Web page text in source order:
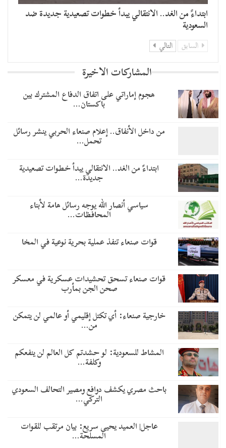
​ابتداءً من الغد.. الانتقالي يبدأ خطوات تصعيدية جديدة ضد
السعودية
السابق التالي
المشاركات الاخيرة
هجوم إماراتي على اتفاق الدفاع المشترك بين
باكستان…
من داخل الأنفاق.. إعلام صنعاء الحربي ينشر رسائل
تحمل…
​ابتداءً من الغد.. الانتقالي يبدأ خطوات تصعيدية
جديدة…
سياسي أنصار الله يوجه رسائل هامة لأبناء
المحافظات…
قوات صنعاء تنفذ عملية بحرية نوعية في المخا
قوات صنعاء تسحق تحشيدات عسكرية في معسكر
صحن الجن بمأرب
خارجية صنعاء: أي تكتل إقليمي أو عالمي لن يتمكن
من…
المشاط للسعودية: لو حشدتم كل العالم لن ينفعكم
وكلفة…
باحث مصري يكشف دوافع ومصير التحالف السعودي
التركي…
عاجل| العميد يحيى سريع: بيان مرتقب للقوات
المسلحة…